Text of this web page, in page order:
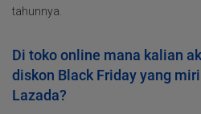
tahunnya.
Di toko online mana kalian
diskon Black Friday yang
Lazada?